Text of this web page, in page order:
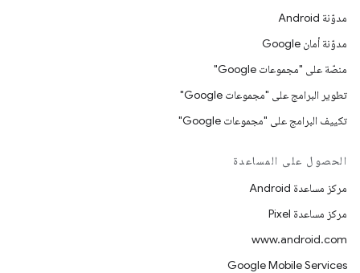
مدوّنة Android
مدوّنة أمان Google
منصّة على "مجموعات Google"
تطوير البرامج على "مجموعات Google"
تكييف البرامج على "مجموعات Google"
الحصول على المساعدة
مركز مساعدة Android
مركز مساعدة Pixel
www.android.com
Google Mobile Services